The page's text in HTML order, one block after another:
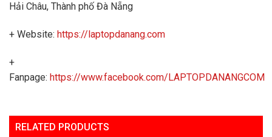
Hải Châu, Thành phố Đà Nẵng
+ Website: https://laptopdanang.com
+
Fanpage: https://www.facebook.com/LAPTOPDANANGCOM
RELATED PRODUCTS